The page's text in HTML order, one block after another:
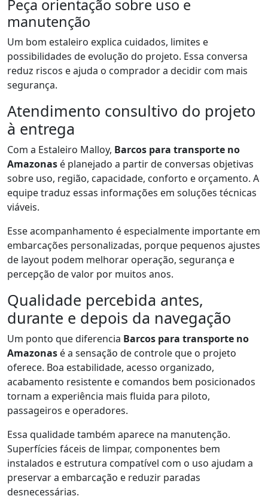
Peça orientação sobre uso e
manutenção
Um bom estaleiro explica cuidados, limites e
possibilidades de evolução do projeto. Essa conversa
reduz riscos e ajuda o comprador a decidir com mais
segurança.
Atendimento consultivo do projeto
à entrega
Com a Estaleiro Malloy, Barcos para transporte no
Amazonas é planejado a partir de conversas objetivas
sobre uso, região, capacidade, conforto e orçamento. A
equipe traduz essas informações em soluções técnicas
viáveis.
Esse acompanhamento é especialmente importante em
embarcações personalizadas, porque pequenos ajustes
de layout podem melhorar operação, segurança e
percepção de valor por muitos anos.
Qualidade percebida antes,
durante e depois da navegação
Um ponto que diferencia Barcos para transporte no
Amazonas é a sensação de controle que o projeto
oferece. Boa estabilidade, acesso organizado,
acabamento resistente e comandos bem posicionados
tornam a experiência mais fluida para piloto,
passageiros e operadores.
Essa qualidade também aparece na manutenção.
Superfícies fáceis de limpar, componentes bem
instalados e estrutura compatível com o uso ajudam a
preservar a embarcação e reduzir paradas
desnecessárias.